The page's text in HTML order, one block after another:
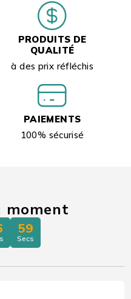
PRODUITS DE
QUALITÉ
à des prix réfléchis
PAIEMENTS
100% sécurisé
moment
58
Secs